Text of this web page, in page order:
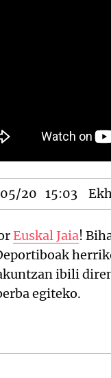
20 15:03
Euskal Jaia!
ibili
egiteko.